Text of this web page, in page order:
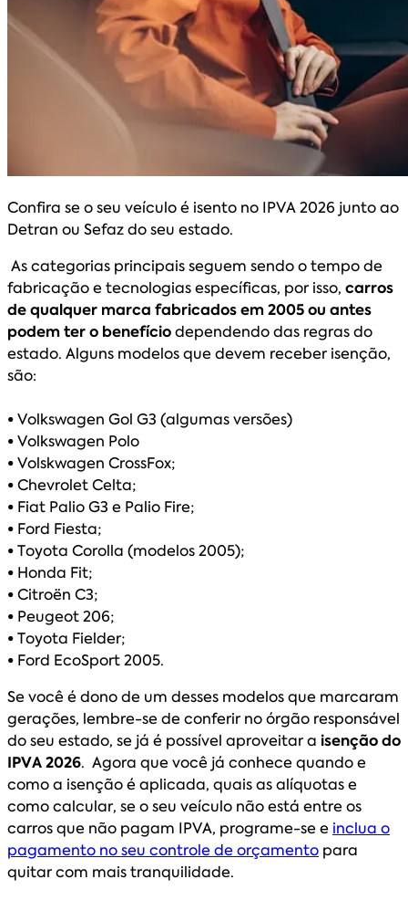
Confira se o seu veículo é isento no IPVA 2026 junto ao
Detran ou Sefaz do seu estado.
As categorias principais seguem sendo o tempo de
fabricação e tecnologias específicas, por isso, carros
de qualquer marca fabricados em 2005 ou antes
podem ter o benefíciodependendo das regras do
estado. Alguns modelos que devem receber isenção,
são:
•Volkswagen Gol G3 (algumas versões)
•Volkswagen Polo
•Volskwagen CrossFox;
•Chevrolet Celta;
• Fiat Palio G3 e Palio Fire;
• Ford Fiesta;
•Toyota Corolla (modelos 2005);
• Honda Fit;
•Citroën C3;
• Peugeot 206;
•Toyota Fielder;
• Ford EcoSport 2005.
Se você é dono de um desses modelos que marcaram
gerações, lembre-se de conferir no órgão responsável
do seu estado, se já é possível aproveitar a isenção do
IPVA 2026. Agora que você já conhece quando e
como a isenção é aplicada, quais as alíquotas e
como calcular, se o seu veículo não está entre os
carros que não pagam IPVA, programe-se e inclua o
pagamento no seu controle de orçamento para
quitar com mais tranquilidade.